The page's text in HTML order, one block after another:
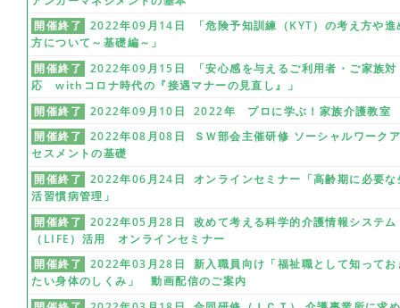
開催終了
2022年09月14日 「危険予知訓練（KYT）の考え方や進
方について～基礎編～」
開催終了
2022年09月15日 「安心感を与えるご利用者・ご家族対
応 withコロナ時代の『接遇マナーの見直し』」
開催終了
2022年09月10日 2022年 プロに学ぶ！家族介護教室
開催終了
2022年08月08日 ＳＷ部会主催研修 ソーシャルワーク
セスメントの基礎
開催終了
2022年06月24日 オンラインセミナー「高齢期に必要な
活習慣病管理」
開催終了
2022年05月28日 改めて考える科学的介護情報システム
（LIFE）活用 オンラインセミナー
開催終了
2022年03月28日 新入職員向け「福祉職として知ってお
たい身体のしくみ」 動画配信のご案内